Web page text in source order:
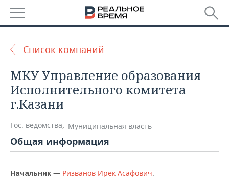
ТАТАРСТАН
УДМУРТИЯ
АНАЛИТИКА
НОВОСТИ АНАЛИТИКИ
ДЕКЛАРАЦИИ О ДОХОДАХ
КОРОЛИ ГОСЗАКАЗА ПФО
ВУЗЫ ТАТАРСТАНА
ЭКОНОМИКА
НОВОСТИ ЭКОНОМИКИ
ФИНАНСЫ
БАНКИ
ПРОМЫШЛЕННОСТЬ
НОВОСТИ
НЕДВИЖИМОСТЬ
НОВОСТИ НЕДВИЖИМОСТИ
АВТО
Список компаний
МКУ Управление образования
Исполнительного комитета
г.Казани
Гос. ведомства, Муниципальная власть
Общая информация
Начальник — Ризванов Ирек Асафович